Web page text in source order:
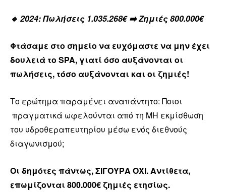
🔹 2024: Πωλήσεις 1.035.268€ ➡️ Ζημιές 800.000€
Φτάσαμε στο σημείο να ευχόμαστε να μην έχει
δουλειά το SPA, γιατί όσο αυξάνονται οι
πωλήσεις, τόσο αυξάνονται και οι ζημιές!
Το ερώτημα παραμένει αναπάντητο: Ποιοι
πραγματικά ωφελούνται από τη ΜΗ εκμίσθωση
του υδροθεραπευτηρίου μέσω ενός διεθνούς
διαγωνισμού;
Οι δημότες πάντως, ΣΙΓΟΥΡΑ ΟΧΙ. Αντίθετα,
επωμίζονται 800.000€ ζημιές ετησίως.